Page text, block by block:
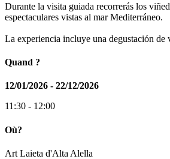
Durante la visita guiada recorrerás los
espectaculares vistas al mar Mediterráneo.
La experiencia incluye una degustación de
Quand ?
12/01/2026 - 22/12/2026
11:30 - 12:00
Où?
Art Laieta d'Alta Alella